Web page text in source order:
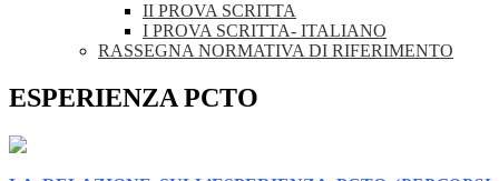
II PROVA SCRITTA
I PROVA SCRITTA- ITALIANO
RASSEGNA NORMATIVA DI RIFERIMENTO
ESPERIENZA PCTO